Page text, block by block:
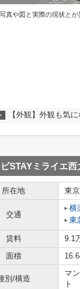
真や図と実際の現状とが
【外観】外観も気
STAYミライエ西
所在地 東
交通
横
東
賃料 9.1
面積
別/構造
マ
ト